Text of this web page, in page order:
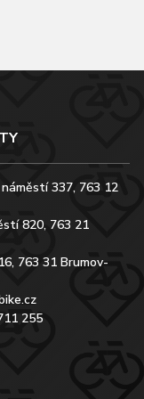
337, 763 12
820, 763 21
763 31 Brumov-
255